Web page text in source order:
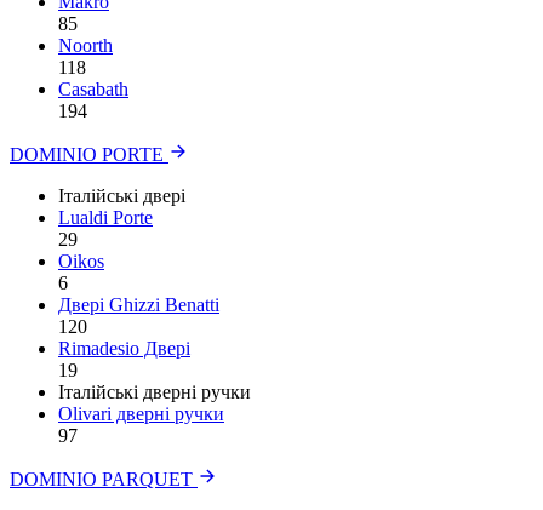
85
Noorth
118
Сasabath
194
DOMINIO PORTE
Італійські двері
Lualdi Porte
29
Oikos
6
Двері Ghizzi Benatti
120
Rimadesio Двері
19
Італійські дверні ручки
Olivari дверні ручки
97
DOMINIO PARQUET